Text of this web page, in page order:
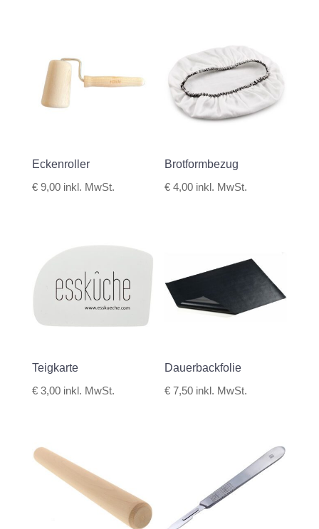
Eckenroller
€9,00 inkl. MwSt.
Brotformbezug
€ 4,00 inkl. MwSt.
Teigkarte
€3,00 inkl. MwSt.
Dauerbackfolie
€ 7,50 inkl. MwSt.